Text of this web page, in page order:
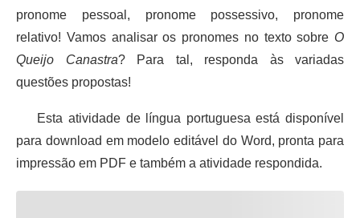
pronome pessoal, pronome possessivo, pronome
relativo! Vamos analisar os pronomes no texto sobre O
Queijo Canastra? Para tal, responda às variadas
questões propostas!
Esta atividade de língua portuguesa está disponível
para download em modelo editável do Word, pronta para
impressão em PDF e também a atividade respondida.